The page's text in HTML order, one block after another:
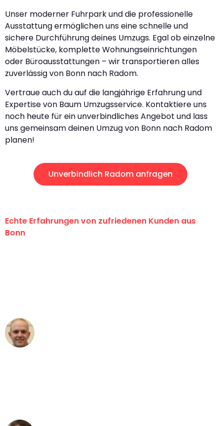
Unser moderner Fuhrpark und die professionelle
Ausstattung ermöglichen uns eine schnelle und
sichere Durchführung deines Umzugs. Egal ob einzelne
Möbelstücke, komplette Wohnungseinrichtungen
oder Büroausstattungen – wir transportieren alles
zuverlässig von Bonn nach Radom.
Vertraue auch du auf die langjährige Erfahrung und
Expertise von Baum Umzugsservice. Kontaktiere uns
noch heute für ein unverbindliches Angebot und lass
uns gemeinsam deinen Umzug von Bonn nach Radom
planen!
Unverbindlich Radom anfragen
Echte Erfahrungen von zufriedenen Kunden aus
Bonn